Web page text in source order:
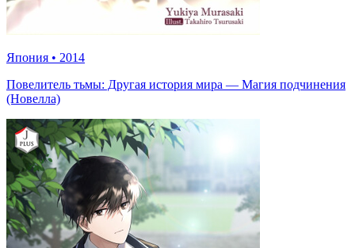
Япония • 2014
Повелитель тьмы: Другая история мира — Магия подчинения
(Новелла)